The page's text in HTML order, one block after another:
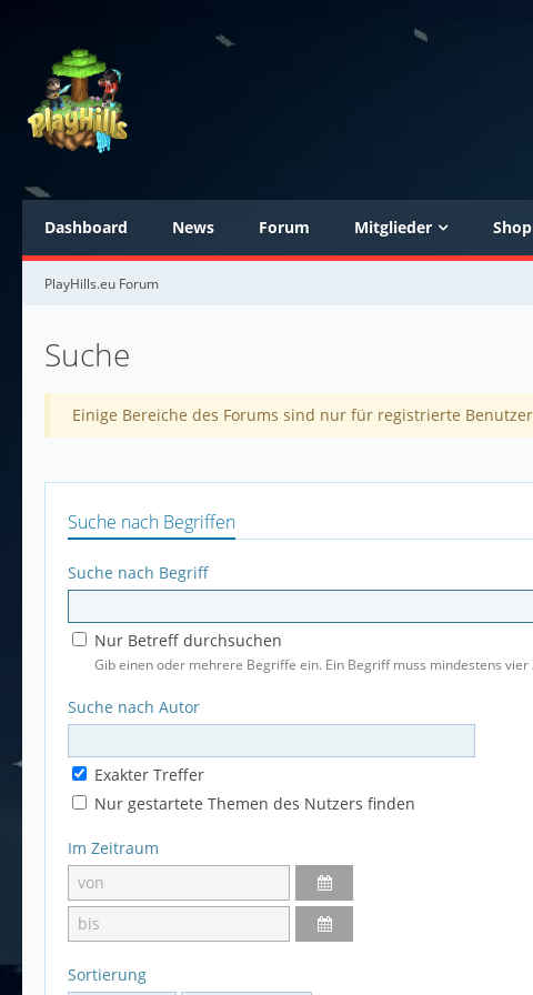
Dashboard News Forum Mitglieder Shop
PlayHills.eu Forum
Suche
Einige Bereiche des Forums sind nur für registrierte
Suche nach Begriffen
Suche nach Begriff
Nur Betreff durchsuchen
Gib einen oder mehrere Begriffe ein. Ein Begriff muss mindestens vier
Suche nach Autor
Exakter Treffer
Nur gestartete Themen des Nutzers finden
Im Zeitraum
Sortierung